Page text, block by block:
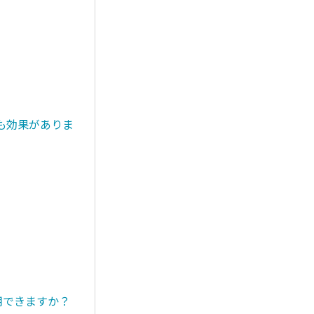
効果がありま
きますか？